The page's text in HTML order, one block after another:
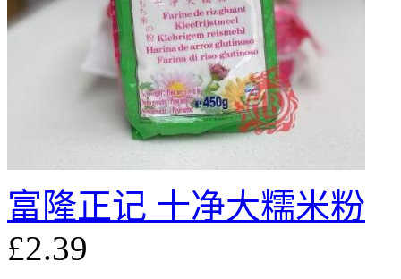
富隆正记 十净大糯米粉
£2.39